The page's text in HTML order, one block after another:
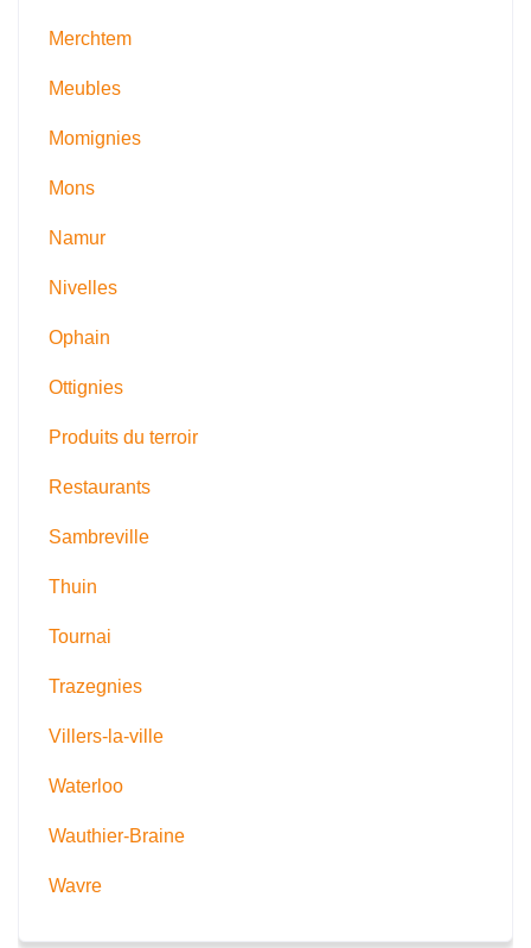
Merchtem
Meubles
Momignies
Mons
Namur
Nivelles
Ophain
Ottignies
Produits du terroir
Restaurants
Sambreville
Thuin
Tournai
Trazegnies
Villers-la-ville
Waterloo
Wauthier-Braine
Wavre